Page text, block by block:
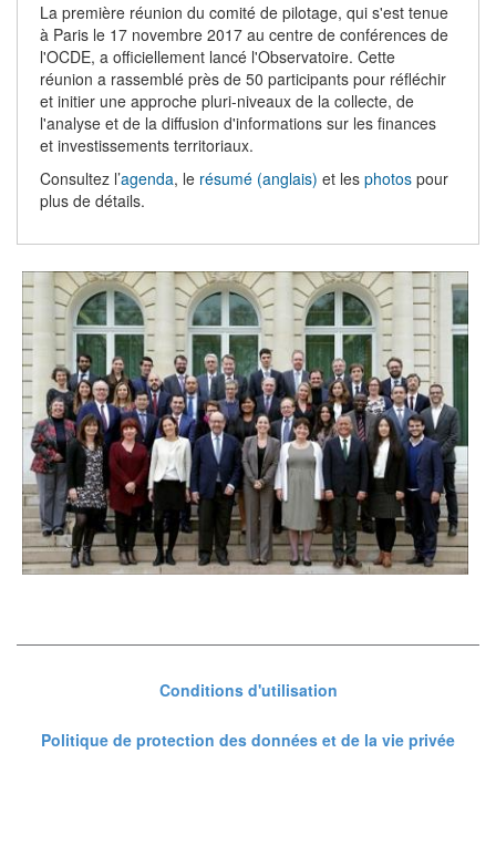
La première réunion du comité de pilotage, qui s'est tenue
à Paris le 17 novembre 2017 au centre de conférences de
l'OCDE, a officiellement lancé l'Observatoire. Cette
réunion a rassemblé près de 50 participants pour réfléchir
et initier une approche pluri-niveaux de la collecte, de
l'analyse et de la diffusion d'informations sur les finances
et investissements territoriaux.
Consultez l’agenda, le résumé (anglais) et les photos pour
plus de détails.
Conditions d'utilisation
Politique de protection des données et de la vie privée